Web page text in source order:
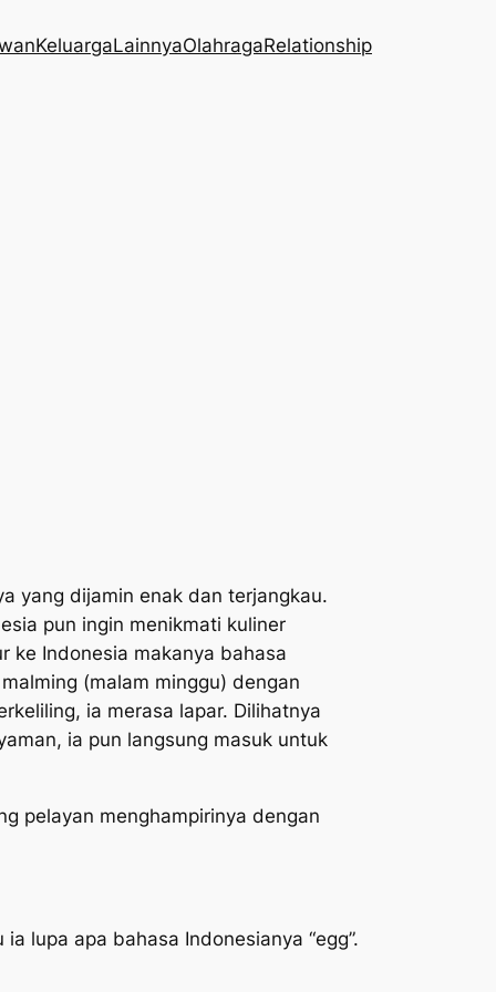
KeluargaLainnyaOlahragaRelationship
yang dijamin enak dan terjangkau.
pun ingin menikmati kuliner
ke Indonesia makanya bahasa
(malam minggu) dengan
ia merasa lapar. Dilihatnya
ia pun langsung masuk untuk
pelayan menghampirinya dengan
lupa apa bahasa Indonesianya “egg”.